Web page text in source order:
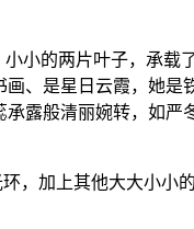
小的两片叶子，承载
、是星日云霞，她是
露般清丽婉转，如严
，加上其他大大小小